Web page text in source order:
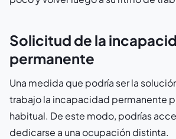
Solicitud de la
permanente
Una medida que podría ser la
trabajo la incapacidad permanente
habitual. De este modo, podrías
dedicarse a una ocupación distinta.